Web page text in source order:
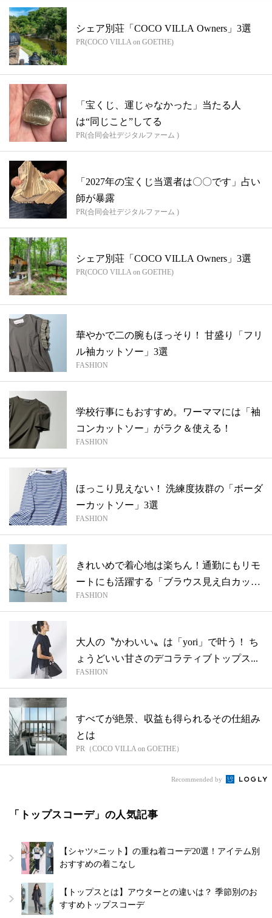
シェア別荘「COCO VILLA Owners」3選
PR(COCO VILLA on GOETHE)
「宝くじ、運じゃなかった」当たる人
は“同じこと”してる
PR(合同会社デジタルファーム )
「2027年の宝くじ当選者は〇〇です」占い
師が暴露
PR(合同会社デジタルファーム )
シェア別荘「COCO VILLA Owners」3選
PR(COCO VILLA on GOETHE)
華やかで二の腕もほっそり！ 甘盛り「フリ
ル袖カットソー」3選
FASHION
学校行事にもおすすめ。ワーママには「袖
コンカットソー」がラク＆使える！
FASHION
ほっこり見えない！ 洗練度抜群の「ボーダ
ーカットソー」3選
FASHION
きれいめで着心地は楽ちん！通勤にもリモ
ートにも活躍する「ブラウス見え白カット
ソー...
FASHION
大人の〝かわいい〟は「yori」で叶う！ ち
ょうどいい甘さのデコラティブトップス...
FASHION
すべてが絶景、収益も得られるその仕組み
とは
PR（COCO VILLA on GOETHE）
Recommended by
「トップスコーデ」の人気記事
【シャツ×ニット】の重ね着コーデ20選！アイテム別
おすすめの着こなし
【トップスとは】アウターとの違いは？ 季節別のお
すすめトップスコーデ